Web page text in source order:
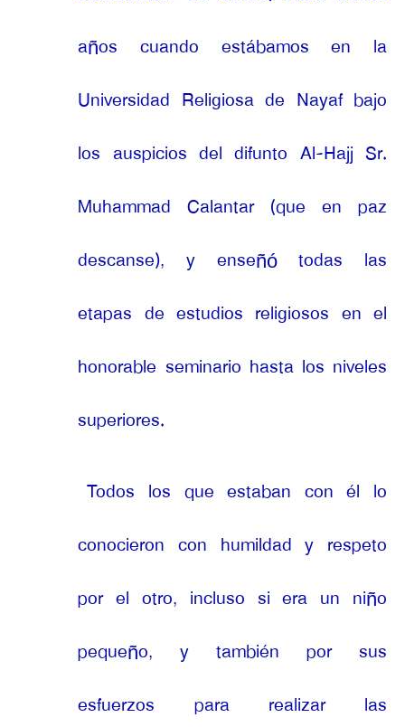
años cuando estábamos en la
Universidad Religiosa de Nayaf bajo
los auspicios del difunto Al-Hajj Sr.
Muhammad Calantar (que en paz
descanse), y enseñó todas las
etapas de estudios religiosos en el
honorable seminario hasta los niveles
superiores.
Todos los que estaban con él lo
conocieron con humildad y respeto
por el otro, incluso si era un niño
pequeño, y también por sus
esfuerzos para realizar las